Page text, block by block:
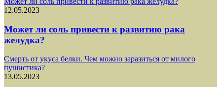
12.05.2023
Может ли соль привести к развитию рака
желудка?
Смерть от укуса белки. Чем можно заразиться от милого
пушистика?
13.05.2023